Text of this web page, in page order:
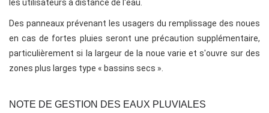
les utilisateurs à distance de l'eau.
Des panneaux prévenant les usagers du remplissage des noues
en cas de fortes pluies seront une précaution supplémentaire,
particulièrement si la largeur de la noue varie et s'ouvre sur des
zones plus larges type « bassins secs ».
NOTE DE GESTION DES EAUX PLUVIALES